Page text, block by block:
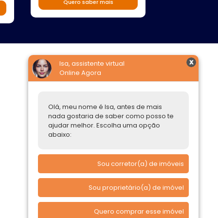
Quero saber mais
Isa, assistente virtual
Online Agora
Olá, meu nome é Isa, antes de mais
nada gostaria de saber como posso te
ajudar melhor. Escolha uma opção
abaixo:
Sou corretor(a) de imóveis
Sou proprietário(a) de imóvel
Quero comprar esse imóvel
Construtoras
Comprar ou alugar
Quero Comprar